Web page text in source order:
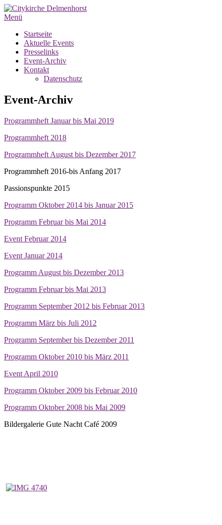
Menü
Startseite
Aktuelle Events
Presselinks
Event-Archiv
Kontakt
Datenschutz
Event-Archiv
Programmheft Januar bis Mai 2019
Programmheft 2018
Programmheft August bis Dezember 2017
Programmheft 2016-bis Anfang 2017
Passionspunkte 2015
Programm Oktober 2014 bis Januar 2015
Programm Februar bis Mai 2014
Event Februar 2014
Event Januar 2014
Programm August bis Dezember 2013
Programm Februar bis Mai 2013
Programm September 2012 bis Februar 2013
Programm März bis Juli 2012
Programm September bis Dezember 2011
Programm Oktober 2010 bis März 2011
Event April 2010
Programm Oktober 2009 bis Februar 2010
Programm Oktober 2008 bis Mai 2009
Bildergalerie Gute Nacht Café 2009